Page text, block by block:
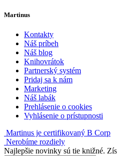
Martinus
Kontakty
Náš príbeh
Náš blog
Knihovrátok
Partnerský systém
Pridaj sa k nám
Marketing
Náš labák
Prehlásenie o cookies
Vyhlásenie o prístupnosti
Martinus je certifikovaný B Corp
Nerobíme rozdiely
Najlepšie novinky sú tie knižné.